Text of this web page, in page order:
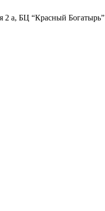
2 а, БЦ “Красный Богатырь”